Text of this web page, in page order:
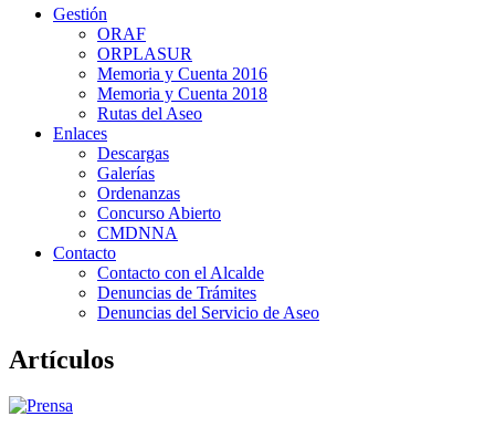
Gestión
ORAF
ORPLASUR
Memoria y Cuenta 2016
Memoria y Cuenta 2018
Rutas del Aseo
Enlaces
Descargas
Galerías
Ordenanzas
Concurso Abierto
CMDNNA
Contacto
Contacto con el Alcalde
Denuncias de Trámites
Denuncias del Servicio de Aseo
Artículos